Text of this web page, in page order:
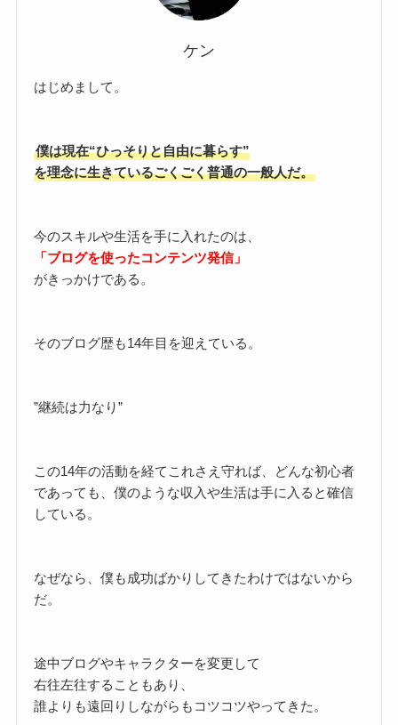
ケン
はじめまして。
僕は現在“ひっそりと自由に暮らす”
を理念に生きているごくごく普通の一般人だ。
今のスキルや生活を手に入れたのは、
「ブログを使ったコンテンツ発信」
がきっかけである。
そのブログ歴も14年目を迎えている。
”継続は力なり”
この14年の活動を経てこれさえ守れば、どんな初心者
であっても、僕のような収入や生活は手に入ると確信
している。
なぜなら、僕も成功ばかりしてきたわけではないから
だ。
途中ブログやキャラクターを変更して
右往左往することもあり、
誰よりも遠回りしながらもコツコツやってきた。